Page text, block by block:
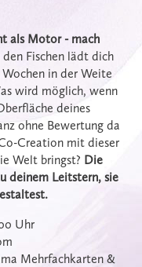
als Motor - mach
Fischen lädt dich
in der Weite
wird möglich, wenn
deines
ohne Bewertung da
Creation mit dieser
Welt bringst? Die
deinem Leitstern, sie
Uhr
Mehrfachkarten &